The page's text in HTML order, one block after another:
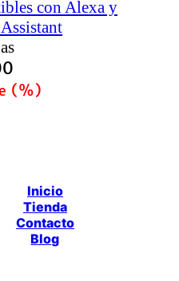
con Alexa y
(%)
Inicio
Tienda
Contacto
Blog